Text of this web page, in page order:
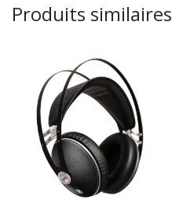
Produits similaires